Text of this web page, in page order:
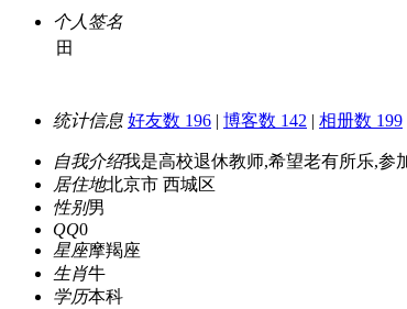
个人签名
田
统计信息 好友数 196 | 博客数 142 | 相册数 199
自我介绍我是高校退休教师,希望老有所乐,参
居住地北京市 西城区
性别男
QQ0
星座摩羯座
生肖牛
学历本科